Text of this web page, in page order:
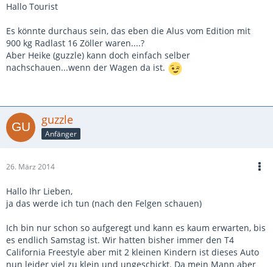
Hallo Tourist
Es könnte durchaus sein, das eben die Alus vom Edition mit
900 kg Radlast 16 Zöller waren....?
Aber Heike (guzzle) kann doch einfach selber
nachschauen...wenn der Wagen da ist.
guzzle
Anfänger
26. März 2014
Hallo Ihr Lieben,
ja das werde ich tun (nach den Felgen schauen)
Ich bin nur schon so aufgeregt und kann es kaum erwarten, bis
es endlich Samstag ist. Wir hatten bisher immer den T4
California Freestyle aber mit 2 kleinen Kindern ist dieses Auto
nun leider viel zu klein und ungeschickt. Da mein Mann aber